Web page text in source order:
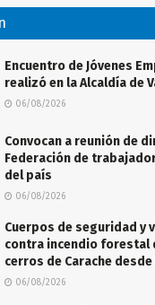
Encuentro de Jóvenes
realizó en la Alcaldía de
06/08/2026
Convocan a reunión de
Federación de
del país
06/08/2026
Cuerpos de seguridad y
contra incendio forestal
cerros de Carache
06/08/2026